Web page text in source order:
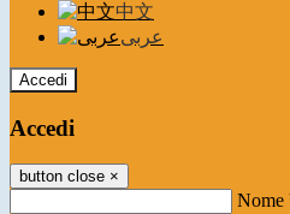
中文
عربى
Accedi
Accedi
button close ×
Nome